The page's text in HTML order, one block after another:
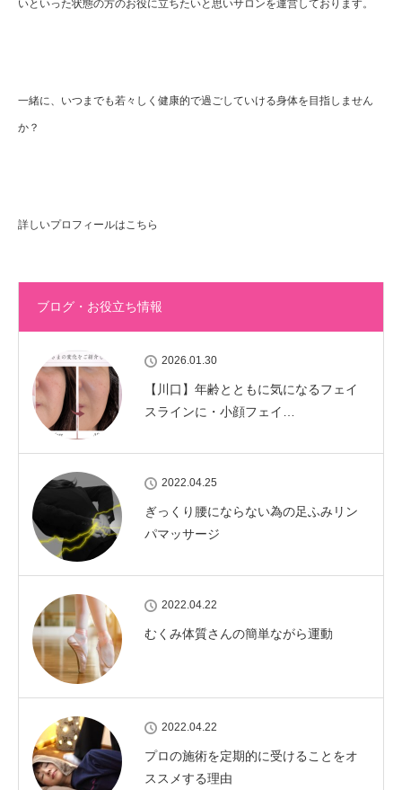
いといった状態の方のお役に立ちたいと思いサロンを運営しております。
一緒に、いつまでも若々しく健康的で過ごしていける身体を目指しません
か？
詳しいプロフィールはこちら
ブログ・お役立ち情報
2026.01.30
【川口】年齢とともに気になるフェイ
スラインに・小顔フェイ…
2022.04.25
ぎっくり腰にならない為の足ふみリン
パマッサージ
2022.04.22
むくみ体質さんの簡単ながら運動
2022.04.22
プロの施術を定期的に受けることをオ
ススメする理由